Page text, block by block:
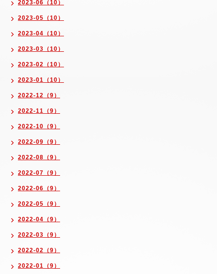
2023-06（10）
2023-05（10）
2023-04（10）
2023-03（10）
2023-02（10）
2023-01（10）
2022-12（9）
2022-11（9）
2022-10（9）
2022-09（9）
2022-08（9）
2022-07（9）
2022-06（9）
2022-05（9）
2022-04（9）
2022-03（9）
2022-02（9）
2022-01（9）